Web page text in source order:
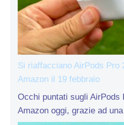
Si riaffacciano AirPods Pro
Amazon il 19 febbraio
Occhi puntati sugli AirPods
Amazon oggi, grazie ad